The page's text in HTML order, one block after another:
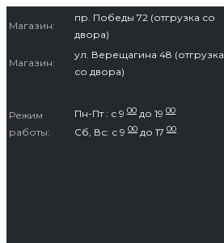
содержимому
Магазин:
пр. Победы 72 (отгрузка со
двора)
Магазин:
ул. Верещагина 48 (отгрузка
со двора)
Режим
работы:
Пн-Пт : с 9 00 до 19 00
Сб, Вс: с 9 00 до 17 00